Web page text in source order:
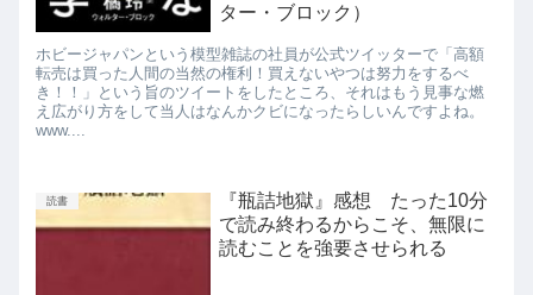
ター・ブロック）
ホビージャパンという模型雑誌の社員が公式ツイッターで「高額
転売は買った人間の当然の権利！買えないやつは努力をするべ
き！！」という旨のツイートをしたところ、それはもう見事な燃
え広がり方をして当人はなんかクビになったらしいんですよね。
www....
読書
『瓶詰地獄』感想 たった10分
で読み終わるからこそ、無限に
読むことを強要させられる